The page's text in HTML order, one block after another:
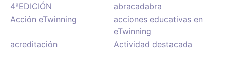
4ªEDICIÓN
abracadabra
Acción eTwinning
acciones educativas en
eTwinning
acreditación
Actividad destacada